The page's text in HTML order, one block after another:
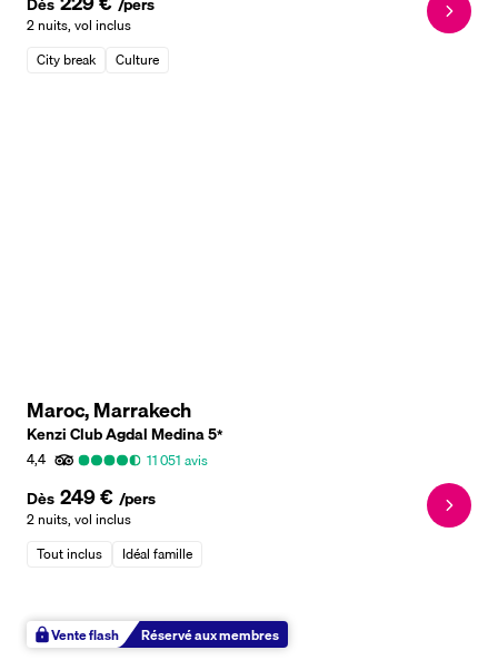
2 nuits, vol inclus
City break
Culture
Maroc, Marrakech
Kenzi Club Agdal Medina5*
4,4
11 051 avis
Dès 249 € /pers
2 nuits, vol inclus
Tout inclus
Idéal famille
Vente flash Réservé aux membres